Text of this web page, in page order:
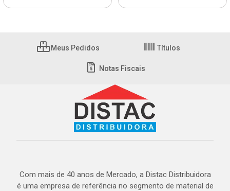
Meus Pedidos Títulos
Notas Fiscais
Com mais de 40 anos de Mercado, a Distac Distribuidora
é uma empresa de referência no segmento de material de